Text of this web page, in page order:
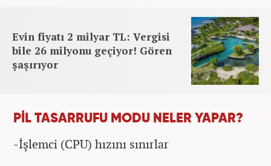
Evin fiyatı 2 milyar TL: Vergisi
bile 26 milyonu geçiyor! Gören
şaşırıyor
PİL TASARRUFU MODU NELER YAPAR?
-İşlemci (CPU) hızını sınırlar